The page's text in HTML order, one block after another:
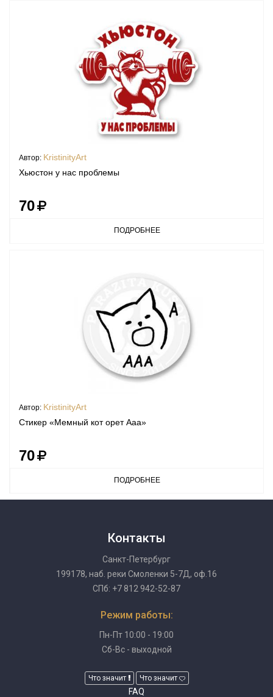
Автор: KristinityArt
Хьюстон у нас проблемы
70
ПОДРОБНЕЕ
Автор: KristinityArt
Стикер «Мемный кот орет Ааа»
70
ПОДРОБНЕЕ
Контакты
Санкт-Петербург
199178, наб. реки Смоленки 5-7Д, оф.16
СПб: +7 812 942-52-87
Режим работы:
Пн-Пт 10:00 - 19:00
Сб-Вс - выходной
Что значит Что значит
FAQ